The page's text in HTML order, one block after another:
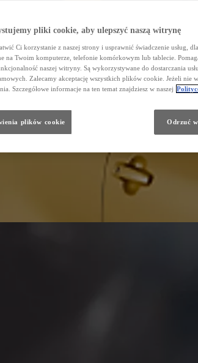
pliki cookie, aby ulepszyć naszą witrynę
Ci korzystanie z naszej strony i usprawnić świadczenie usług,
na Twoim komputerze, telefonie komórkowym lub tablecie.
naszej witryny. Są wykorzystywane do dostarczania
Zalecamy akceptację wszystkich plików cookie. Jeżeli nie
Szczegółowe informacje na ten temat znajdziesz w naszej
Odrzuć
plików cookie